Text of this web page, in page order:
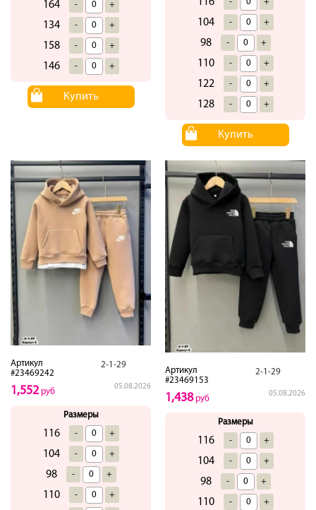
164 - +
134 - +
158 - +
146 - +
Купить
104 - +
98 - +
110 - +
122 - +
128 - +
Купить
Артикул
#23469242
2-1-29
05.08.2026
1,552руб
Размеры
116 - +
104 - +
98 - +
110 - +
Артикул
#23469153
2-1-29
05.08.2026
1,438руб
Размеры
116 - +
104 - +
98 - +
110 - +